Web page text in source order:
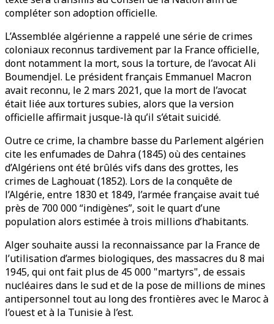
compléter son adoption officielle.
L’Assemblée algérienne a rappelé une série de crimes
coloniaux reconnus tardivement par la France officielle,
dont notamment la mort, sous la torture, de l’avocat Ali
Boumendjel. Le président français Emmanuel Macron
avait reconnu, le 2 mars 2021, que la mort de l’avocat
était liée aux tortures subies, alors que la version
officielle affirmait jusque-là qu’il s’était suicidé.
Outre ce crime, la chambre basse du Parlement algérien
cite les enfumades de Dahra (1845) où des centaines
d’Algériens ont été brûlés vifs dans des grottes, les
crimes de Laghouat (1852). Lors de la conquête de
l’Algérie, entre 1830 et 1849, l’armée française avait tué
près de 700 000 “indigènes”, soit le quart d’une
population alors estimée à trois millions d’habitants.
Alger souhaite aussi la reconnaissance par la France de
l’utilisation d’armes biologiques, des massacres du 8 mai
1945, qui ont fait plus de 45 000 "martyrs", de essais
nucléaires dans le sud et de la pose de millions de mines
antipersonnel tout au long des frontières avec le Maroc à
l’ouest et à la Tunisie à l’est.